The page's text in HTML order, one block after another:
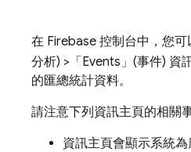
在 Firebase 控制台中，您
分析) >「Events」(事件) 資
的匯總統計資料。
請注意下列資訊主頁的相關
資訊主頁會顯示系統